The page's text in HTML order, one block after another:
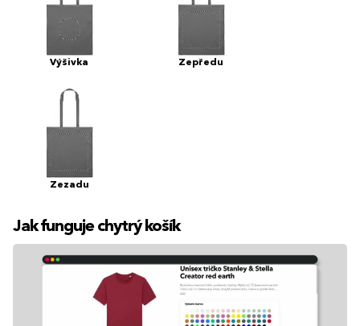
Výšivka Zepředu
Zezadu
Jak funguje chytrý košík